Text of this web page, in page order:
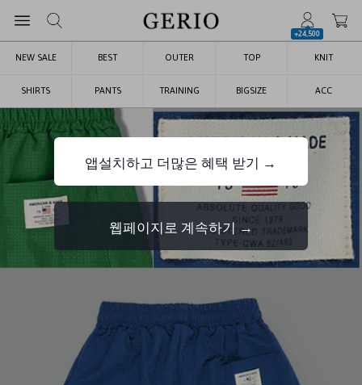
+24,500
NEW SALE BEST OUTER TOP KNIT
SHIRTS PANTS TRAINING BIGSIZE ACC
앱설치하고 더많은 혜택 받기 →
웹페이지로 계속하기 →